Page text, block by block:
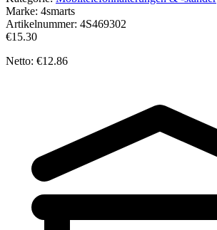
Marke: 4smarts
Artikelnummer: 4S469302
€15.30
Netto: €12.86